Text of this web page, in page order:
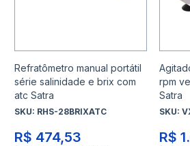
Refratômetro manual portátil
série salinidade e brix com
atc Satra
SKU: RHS-28BRIXATC
R$ 474,53
rpm
Satra
SKU:
R$